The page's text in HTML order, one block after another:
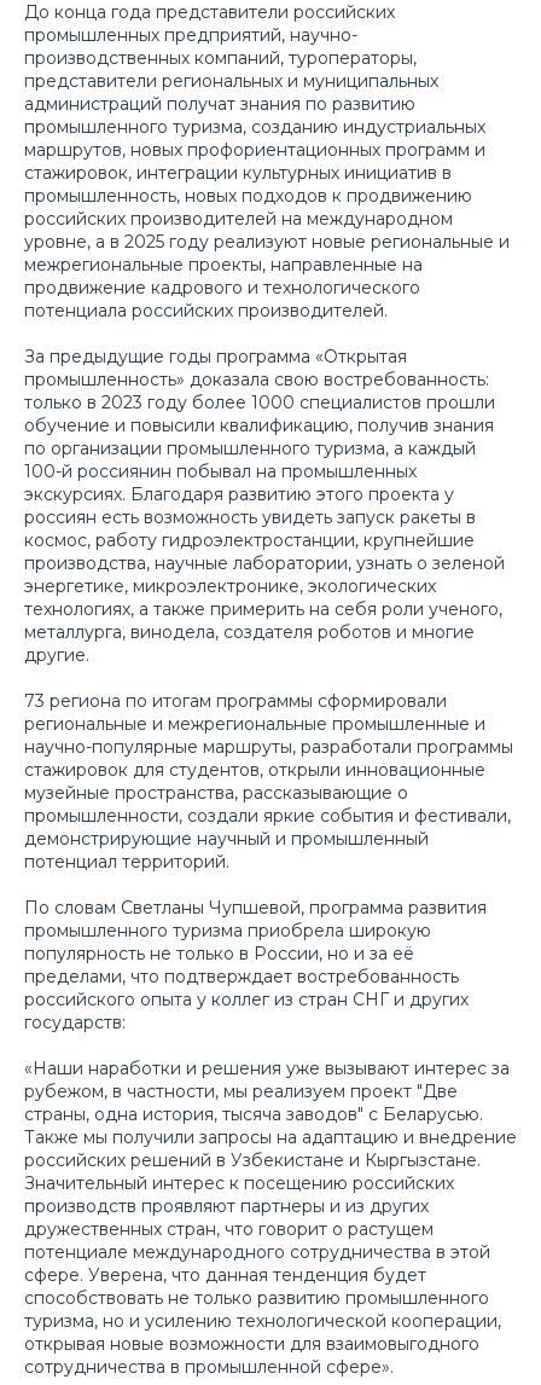
До конца года представители российских
промышленных предприятий, научно-
производственных компаний, туроператоры,
представители региональных и муниципальных
администраций получат знания по развитию
промышленного туризма, созданию индустриальных
маршрутов, новых профориентационных программ и
стажировок, интеграции культурных инициатив в
промышленность, новых подходов к продвижению
российских производителей на международном
уровне, а в 2025 году реализуют новые региональные и
межрегиональные проекты, направленные на
продвижение кадрового и технологического
потенциала российских производителей.
За предыдущие годы программа «Открытая
промышленность» доказала свою востребованность:
только в 2023 году более 1000 специалистов прошли
обучение и повысили квалификацию, получив знания
по организации промышленного туризма, а каждый
100-й россиянин побывал на промышленных
экскурсиях. Благодаря развитию этого проекта у
россиян есть возможность увидеть запуск ракеты в
космос, работу гидроэлектростанции, крупнейшие
производства, научные лаборатории, узнать о зеленой
энергетике, микроэлектронике, экологических
технологиях, а также примерить на себя роли ученого,
металлурга, винодела, создателя роботов и многие
другие.
73 региона по итогам программы сформировали
региональные и межрегиональные промышленные и
научно-популярные маршруты, разработали программы
стажировок для студентов, открыли инновационные
музейные пространства, рассказывающие о
промышленности, создали яркие события и фестивали,
демонстрирующие научный и промышленный
потенциал территорий.
По словам Светланы Чупшевой, программа развития
промышленного туризма приобрела широкую
популярность не только в России, но и за её
пределами, что подтверждает востребованность
российского опыта у коллег из стран СНГ и других
государств:
«Наши наработки и решения уже вызывают интерес за
рубежом, в частности, мы реализуем проект "Две
страны, одна история, тысяча заводов" с Беларусью.
Также мы получили запросы на адаптацию и внедрение
российских решений в Узбекистане и Кыргызстане.
Значительный интерес к посещению российских
производств проявляют партнеры и из других
дружественных стран, что говорит о растущем
потенциале международного сотрудничества в этой
сфере. Уверена, что данная тенденция будет
способствовать не только развитию промышленного
туризма, но и усилению технологической кооперации,
открывая новые возможности для взаимовыгодного
сотрудничества в промышленной сфере».